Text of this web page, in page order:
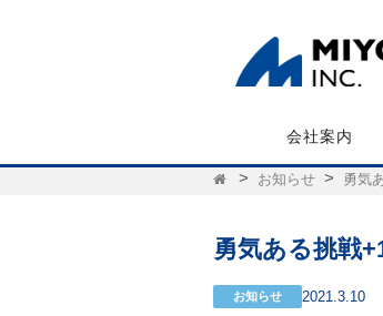
会社案内
お知らせ 勇気
勇気ある挑戦
お知らせ 2021.3.10